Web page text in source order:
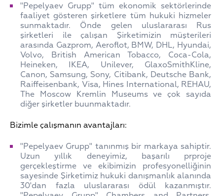
"Pepelyaev Grupp" tüm ekonomik sektörlerinde
faaliyet gösteren şirketlere tüm hukuki hizmeler
sunmaktadır. Önde gelen uluslararası Rus
şirketleri ile çalışan Şirketimizin müşterileri
arasında Gazprom, Aeroflot, BMW, DHL, Hyundai,
Volvo, British American Tobacco, Coca-Cola,
Heineken, IKEA, Unilever, GlaxoSmithKline,
Canon, Samsung, Sony, Citibank, Deutsche Bank,
Raiffeisenbank, Visa, Hines International, REHAU,
The Moscow Kremlin Museums ve çok sayıda
diğer şirketler buunmaktadır.
Bizimle çalışmanın avantajları:
"Pepelyaev Grupp" tanınmış bir markaya sahiptir.
Uzun yıllık deneyimiz, başarılı prproje
gerçekleştirme ve ekibimizin profesyonelliğinin
sayesinde Şirketimiz hukuki danışmanlık alanında
30'dan fazla uluslararası ödül kazanmıştır.